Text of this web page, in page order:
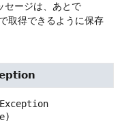
セージは、あとで
取得できるように保存